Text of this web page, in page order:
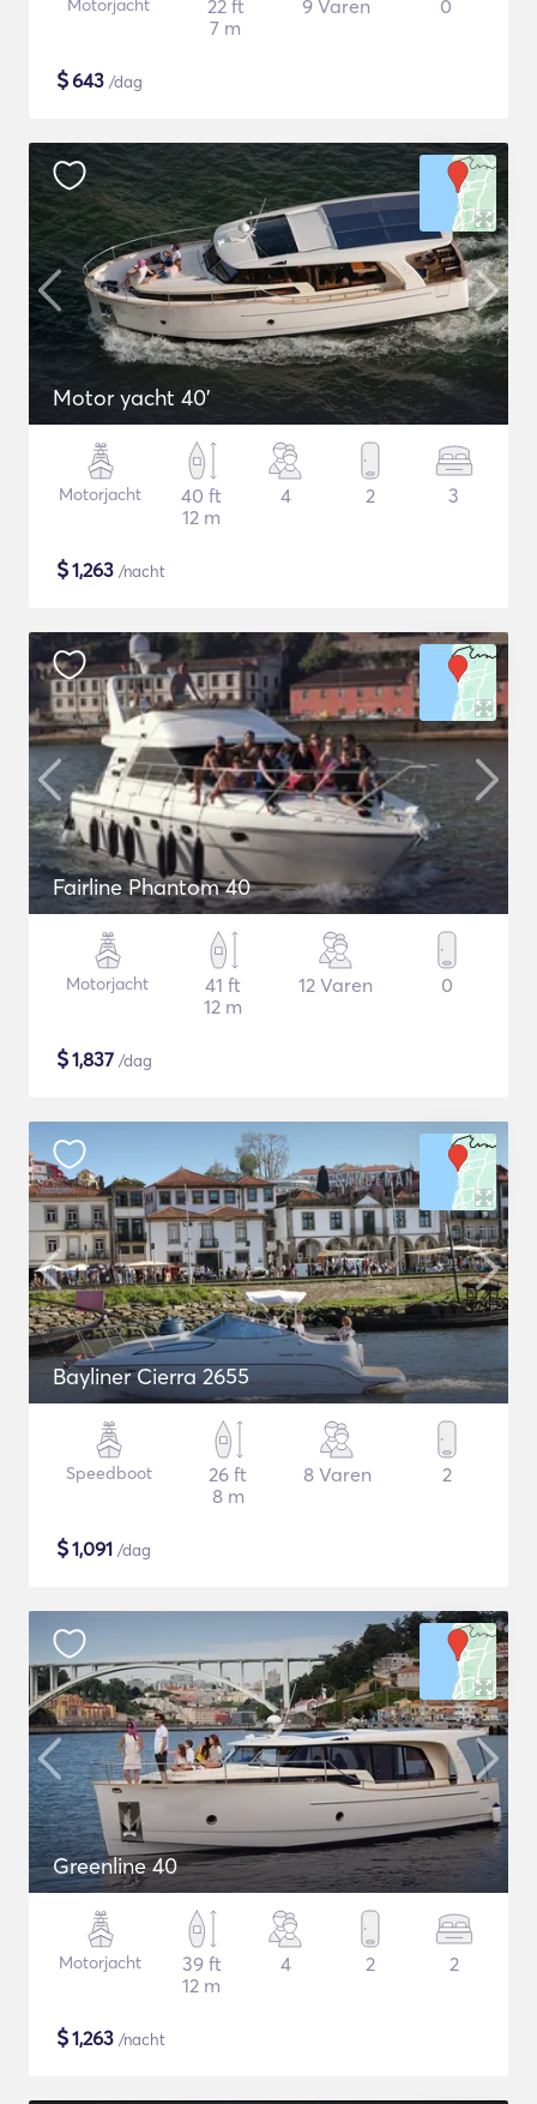
Motorjacht
22 ft
7 m
9 Varen 0
$643 /dag
Motor yacht 40'
Motorjacht
40 ft
12 m
4 2 3
$1,263 /nacht
Fairline Phantom 40
Motorjacht
41 ft
12 m
12 Varen 0
$1,837 /dag
Bayliner Cierra 2655
Speedboot
26 ft
8 m
8 Varen 2
$1,091 /dag
Greenline 40
Motorjacht
39 ft
12 m
4 2 2
$1,263 /nacht